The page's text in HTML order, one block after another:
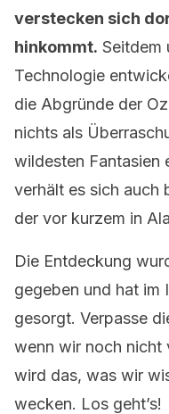
verstecken sich
hinkommt. Seitdem
Technologie
die Abgründe der
nichts als
wildesten Fantasien
verhält es sich auch
der vor kurzem in
Die Entdeckung
gegeben und hat im
gesorgt. Verpasse
wenn wir noch nicht
wird das, was wir
wecken. Los geht’s!